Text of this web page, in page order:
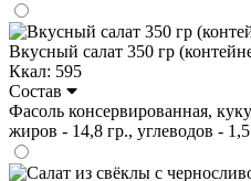
Вкусный салат 350 гр
Ккал: 595
Состав
Фасоль консервированная,
жиров - 14,8 гр., углеводов -